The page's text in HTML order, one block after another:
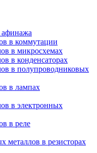
в коммутации
в микросхемах
в конденсаторах
в полупроводниковых
в лампах
в электронных
в реле
металлов в резисторах